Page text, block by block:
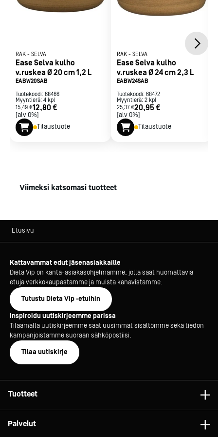
RAK - SELVA
Ease Selva kulho
v.ruskea Ø 20 cm 1,2 L
EABW20SAB
Tuotekoodi: 68466
Myyntierä: 4 kpl
15,49 €12,80 €
[alv 0%]
Tilaustuote
RAK - SELVA
Ease Selva kulho
v.ruskea Ø 24 cm 2,3 L
EABW24SAB
Tuotekoodi: 68472
Myyntierä: 2 kpl
25,37 €20,95 €
[alv 0%]
Tilaustuote
Viimeksi katsomasi tuotteet
Etusivu
Kattavammat edut jäsenasiakkaille
Dieta Vip on kanta-asiakasohjelmamme, jolla saat huomattavia
etuja verkkokaupastamme ja muista kanavistamme.
Tutustu Dieta Vip -etuihin
Inspiroidu uutiskirjeemme parissa
Tilaamalla uutiskirjeemme saat uusimmat sisältömme sekä tiedon
kampanjoistamme suoraan sähköpostiisi.
Tilaa uutiskirje
Tuotteet
Palvelut